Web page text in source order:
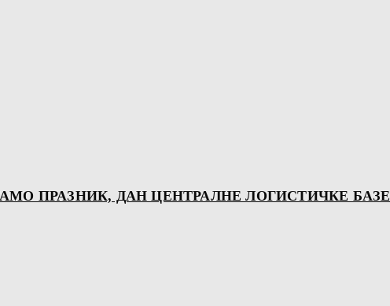
ПРАЗНИК, ДАН ЦЕНТРАЛНЕ ЛОГИСТИЧКЕ БАЗЕ